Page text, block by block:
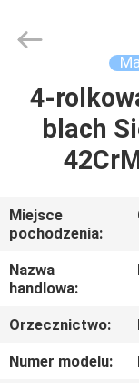
DOM
PRODUKTY
O
NAS
WYCIECZKA
PO
FABRYCE
Limited
Reserved.4-
blach
Miejsce
pochodzenia:
Nazwa
handlowa:
Orzecznictwo:
Numer modelu: